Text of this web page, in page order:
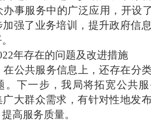
事服务中的广泛应用，开设
强了业务培训，提升政府信
年存在的问题及改进措施
在公共服务信息上，还存在分
。下一步，我局将拓宽公共
广大群众需求，有针对性地发
高服务质量。